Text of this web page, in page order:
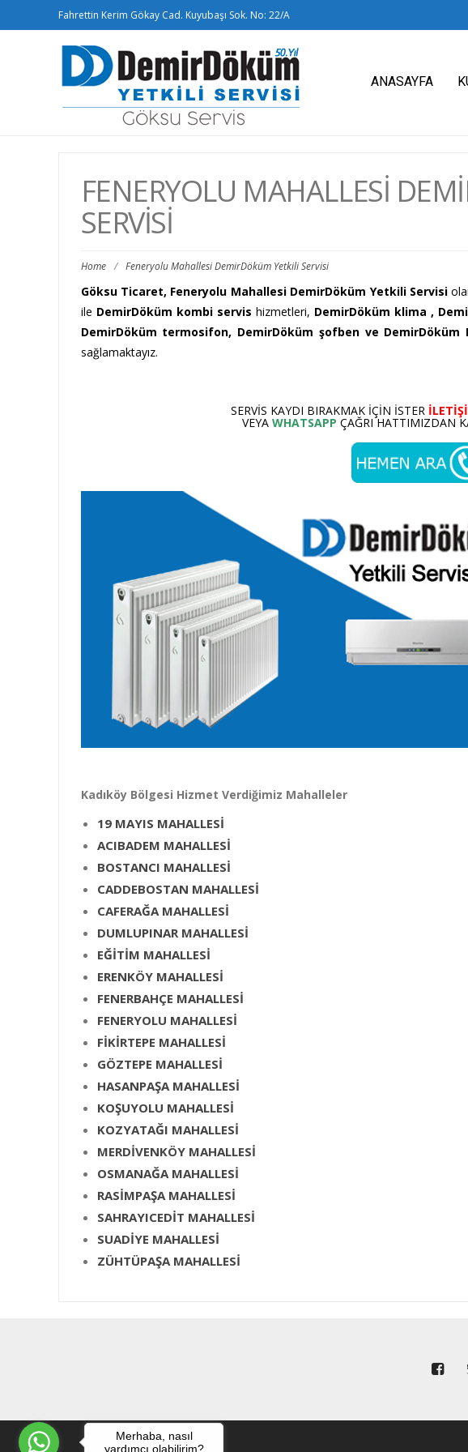
Fahrettin Kerim Gökay Cad. Kuyubaşı Sok. No: 22/A
ANASAYFA
FENERYOLU MAHALLESI
SERVISI
Home / Feneryolu Mahallesi DemirDöküm Yetkili Servisi
Göksu Ticaret, Feneryolu Mahallesi DemirDöküm Yetkili Servisi
ile DemirDöküm kombi servis hizmetleri, DemirDöküm klima ,
DemirDöküm termosifon, DemirDöküm şofben ve
sağlamaktayız.
SERVIS KAYDI BIRAKMAK IÇIN ISTER
VEYA WHATSAPP ÇAĞRI HATTIMIZDAN
Kadıköy Bölgesi Hizmet Verdiğimiz Mahalleler
19 MAYIS MAHALLESİ
ACIBADEM MAHALLESİ
BOSTANCI MAHALLESİ
CADDEBOSTAN MAHALLESİ
CAFERAĞA MAHALLESİ
DUMLUPINAR MAHALLESİ
EĞİTİM MAHALLESİ
ERENKÖY MAHALLESİ
FENERBAHÇE MAHALLESİ
FENERYOLU MAHALLESİ
FİKİRTEPE MAHALLESİ
GÖZTEPE MAHALLESİ
HASANPAŞA MAHALLESİ
KOŞUYOLU MAHALLESİ
KOZYATAĞI MAHALLESİ
MERDİVENKÖY MAHALLESİ
OSMANAĞA MAHALLESİ
RASİMPAŞA MAHALLESİ
SAHRAYICEDİT MAHALLESİ
SUADİYE MAHALLESİ
ZÜHTÜPAŞA MAHALLESİ
Merhaba, nasıl
yardımcı olabilirim?